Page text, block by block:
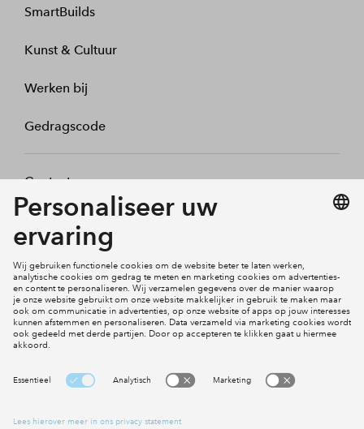
SmartBuilds
Kunst & Cultuur
Werken bij
Gedragscode
Contact
Mijn profiel
Social Media
Cookies